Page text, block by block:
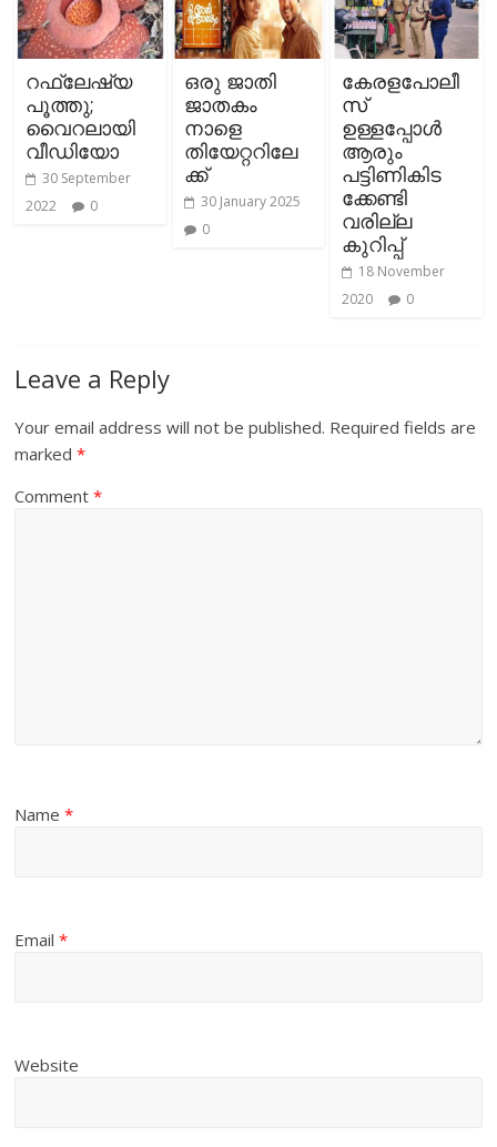
റഫ്ലേഷ്യ
പൂത്തു;
വൈറലായി
വീഡിയോ
30 September
2022
0
ഒരു ജാതി
ജാതകം
നാളെ
തിയേറ്ററിലേ
ക്ക്
30 January 2025
0
കേരളപോലീ
സ്
ഉള്ളപ്പോള്‍
ആരും
പട്ടിണികിട
ക്കേണ്ടി
വരില്ല
കുറിപ്പ്
18 November
2020
0
Leave a Reply
Your email address will not be published. Required fields are
marked*
Comment*
Name*
Email*
Website